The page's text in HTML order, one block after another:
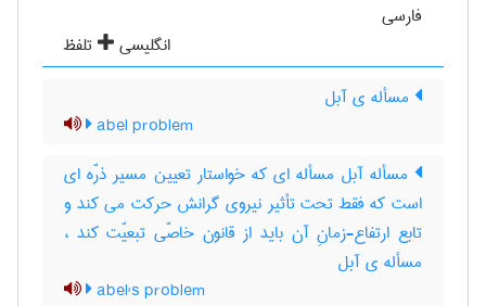
فارسی
انگلیسی
تلفظ
مسأله ی آبل
abel problem
مسأله آبل مسأله ای که خواستار تعیین مسیر ذرّه ای
است که فقط تحت تأثیر نیروی گرانش حرکت می کند و
تابع ارتفاع-زمانِ آن باید از قانون خاصّی تبعیّت کند ،
مسأله ی آبل
abel's problem